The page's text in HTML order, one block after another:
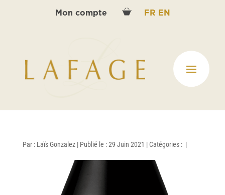
Mon compte FR EN
Par : Laïs Gonzalez | Publié le : 29 Juin 2021 | Catégories : |